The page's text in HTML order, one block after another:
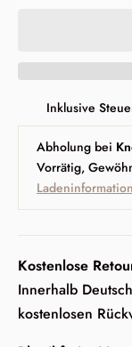
Inklusive
Abholung bei
Vorrätig,
Kostenlose
Innerhalb
kostenlosen